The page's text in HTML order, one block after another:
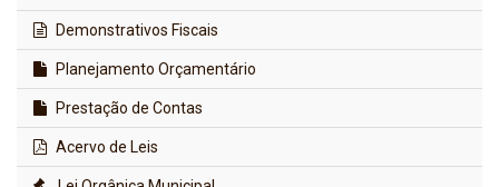
Demonstrativos Fiscais
Planejamento Orçamentário
Prestação de Contas
Acervo de Leis